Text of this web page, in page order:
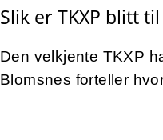
Slik er TKXP blitt til
Den velkjente TKXP
Blomsnes forteller